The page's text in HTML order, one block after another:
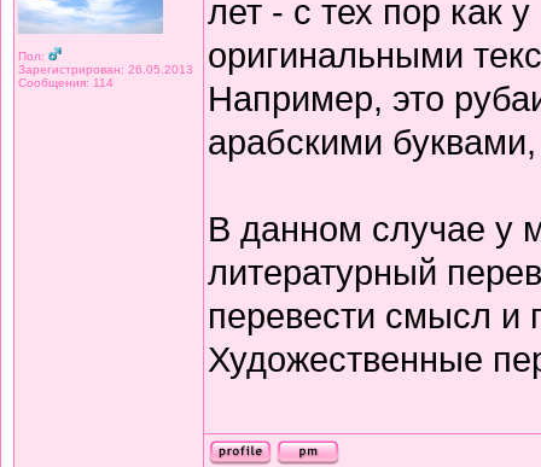
Пол:
Зарегистрирован: 26.05.2013
Сообщения: 114
лет - с тех пор как
оригинальными
Например, это
арабскими
В данном случае у
литературный
перевести смысл и
Художественные